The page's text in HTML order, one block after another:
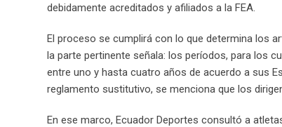
debidamente acreditados y afiliados a la FEA.
El proceso se cumplirá con lo que determina los
la parte pertinente señala: los períodos, para los
entre uno y hasta cuatro años de acuerdo a sus
reglamento sustitutivo, se menciona que los
En ese marco, Ecuador Deportes consultó a